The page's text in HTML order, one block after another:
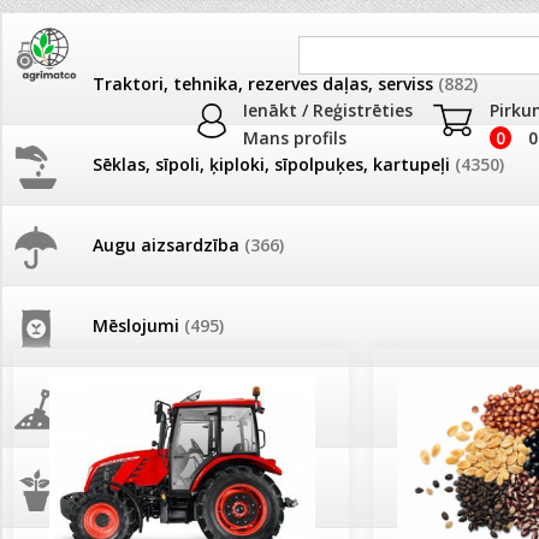
Ienākt / Reģistrēties
Mans profils
0
Traktori, tehnika, rezerves daļas, serviss (882)
Sēklas, sīpoli, ķiploki, sīpolpuķes, kartupeļi (4350)
Augu aizsardzība (366)
Mēslojumi (495)
Augsne, kūdra, mulča
Podi un kasetes(646)
JAUNUMI
Pašlasīšanas vietu katalogs
26.05. Vebinārs - Kā ierobežot
gliemežus piemājas dārzā un
Darba laiks Līgo svētkos
Ūdens piemērotības noteikšana
AKCIJAS
frēze + mulčieris +
AKCIJAS komplekts -
frontālais iekrāvējs
mulčieris + piekabe
AKCIJAS komplekts -
frēze + mulčieris